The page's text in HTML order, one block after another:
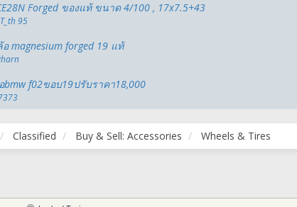
Forged ของแท้ ขนาด 4/100 , 17x7.5+43
95
อ magnesium forged 19 แท้
bmw f02ขอบ19ปรับราคา18,000
Classified Buy & Sell: Accessories Wheels & Tires